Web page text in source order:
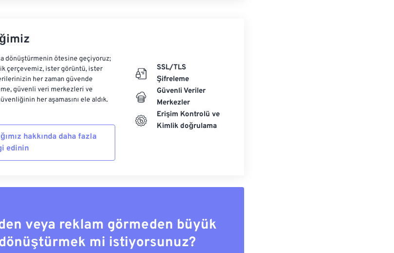
dönüştürmenin ötesine geçiyoruz;
çerçevemiz, ister görüntü, ister
her zaman güvende
güvenli veri merkezleri ve
her aşamasını ele aldık.
hakkında daha fazla
edinin
SSL/TLS
Şifreleme
Güvenli Veriler
Merkezler
Erişim Kontrolü ve
Kimlik doğrulama
veya reklam görmeden büyük
mi istiyorsunuz?